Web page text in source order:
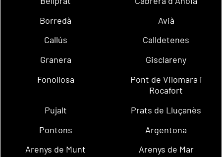
Borredà
Avià
Callús
Calldetenes
Granera
Gisclareny
Fonollosa
Pont de Vilomara i
Rocafort
Pujalt
Prats de Lluçanès
Pontons
Argentona
Arenys de Munt
Arenys de Mar